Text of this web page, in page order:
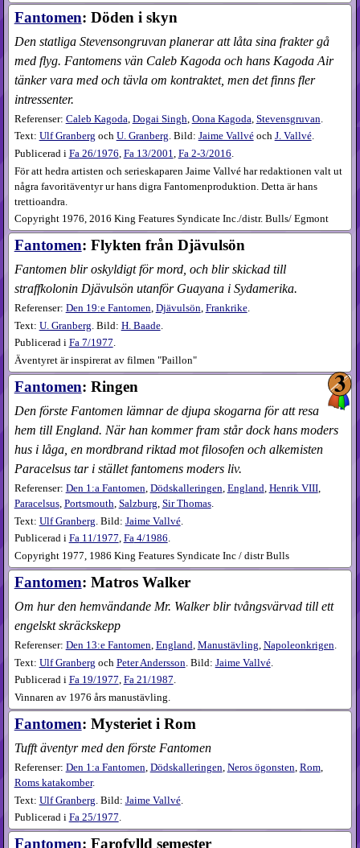
Fantomen: Döden i skyn
Den statliga Stevensongruvan planerar att låta sina frakter gå
med flyg. Fantomens vän Caleb Kagoda och hans Kagoda Air
tänker vara med och tävla om kontraktet, men det finns fler
intressenter.
Referenser: Caleb Kagoda, Dogai Singh, Oona Kagoda, Stevensgruvan.
Text: Ulf Granberg och U. Granberg. Bild: Jaime Vallvéoch J. Vallvé.
Publicerad i Fa26​/1976, Fa13​/2001, Fa2-3​/2016.
För att hedra artisten och serieskaparen Jaime Vallvé har redaktionen valt ut
några favoritäventyr ur hans digra Fantomenproduktion. Detta är hans
trettioandra.
Copyright 1976, 2016 King Features Syndicate Inc./distr. Bulls/ Egmont
Fantomen: Flykten från Djävulsön
Fantomen blir oskyldigt för mord, och blir skickad till
straffkolonin Djävulsön utanför Guayana i Sydamerika.
Referenser: Den 19:e Fantomen, Djävulsön, Frankrike.
Text: U. Granberg. Bild: H. Baade.
Publicerad i Fa7​/1977.
Äventyret är inspirerat av filmen "Paillon"
Fantomen: Ringen
Den förste Fantomen lämnar de djupa skogarna för att resa
hem till England. När han kommer fram står dock hans moders
hus i låga, en mordbrand riktad mot filosofen och alkemisten
Paracelsus tar i stället fantomens moders liv.
Referenser: Den 1:a Fantomen, Dödskalleringen, England, Henrik VIII,
Paracelsus, Portsmouth, Salzburg, Sir Thomas.
Text: Ulf Granberg . Bild: Jaime Vallvé.
Publicerad i Fa11​/1977, Fa4​/1986.
Copyright 1977, 1986 King Features Syndicate Inc / distr Bulls
Fantomen: Matros Walker
Om hur den hemvändande Mr. Walker blir tvångsvärvad till ett
engelskt skräckskepp
Referenser: Den 13:e Fantomen, England, Manustävling, Napoleonkrigen.
Text: Ulf Granberg och Peter Andersson . Bild: Jaime Vallvé.
Publicerad i Fa19​/1977, Fa21​/1987.
Vinnaren av 1976 års manustävling.
Fantomen: Mysteriet i Rom
Tufft äventyr med den förste Fantomen
Referenser: Den 1:a Fantomen, Dödskalleringen, Neros ögonsten, Rom,
Roms katakomber.
Text: Ulf Granberg . Bild: Jaime Vallvé.
Publicerad i Fa25​/1977.
Fantomen: Farofylld semester